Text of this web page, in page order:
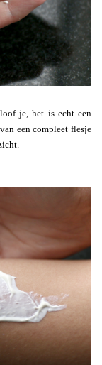
je, het is echt een
een compleet flesje